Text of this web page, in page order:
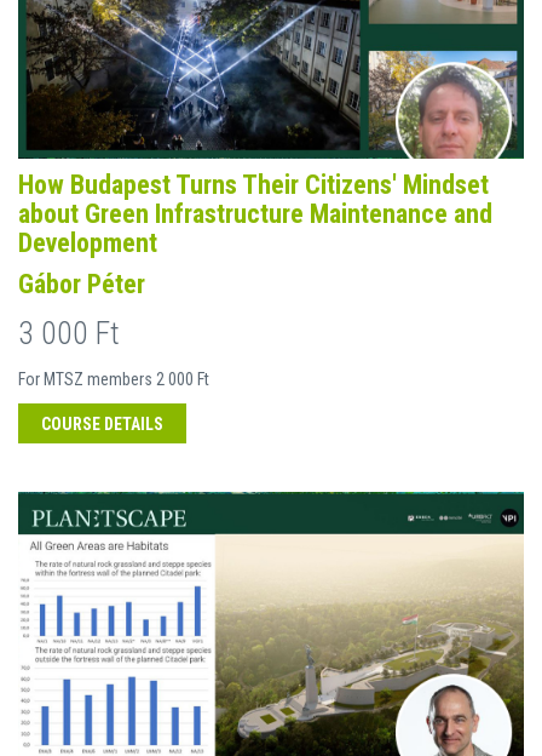
How Budapest Turns Their Citizens' Mindset
about Green Infrastructure Maintenance and
Development
Gábor Péter
3 000 Ft
For MTSZ members 2 000 Ft
COURSE DETAILS